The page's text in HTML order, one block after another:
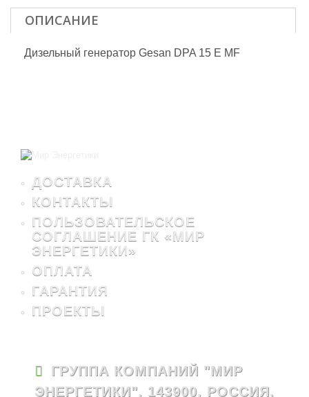
ОПИСАНИЕ
Дизельный генератор Gesan DPA 15 E MF
ДОСТАВКА
КОНТАКТЫ
ПОЛЬЗОВАТЕЛЬСКОЕ
СОГЛАШЕНИЕ ГК «МИР
ЭНЕРГЕТИКИ»
ОПЛАТА
ГАРАНТИЯ
ПРОЕКТЫ
ГРУППА КОМПАНИЙ "МИР
ЭНЕРГЕТИКИ", 143900, РОССИЯ,